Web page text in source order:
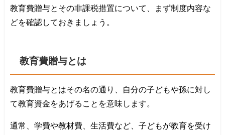
教育費贈与とその非課税措置について、まず制度内容な
どを確認しておきましょう。
教育費贈与とは
教育費贈与とはその名の通り、自分の子どもや孫に対し
て教育資金をあげることを意味します。
通常、学費や教材費、生活費など、子どもが教育を受け